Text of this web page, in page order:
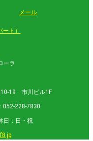
メール
ト）
ーラ
10-19 市川ビル1F
052-228-7830
日：日・祝